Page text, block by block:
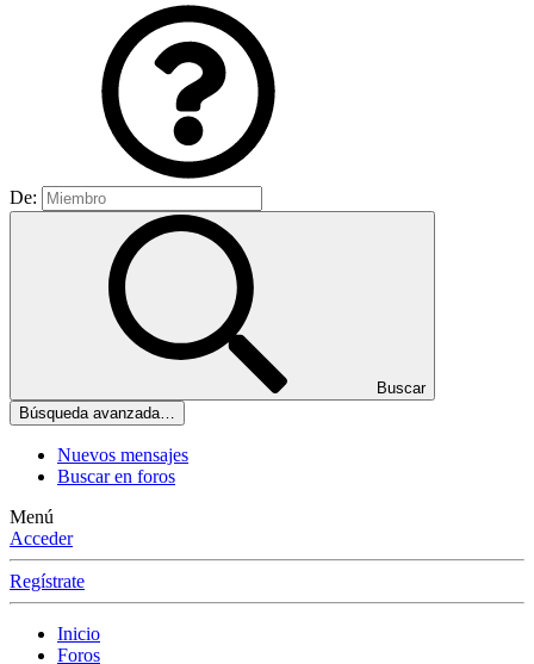
De:
Buscar
Búsqueda avanzada…
Nuevos mensajes
Buscar en foros
Menú
Acceder
Regístrate
Inicio
Foros